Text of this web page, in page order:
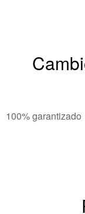
100% garantizado